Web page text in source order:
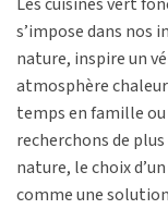
s’impose dans nos
nature, inspire un
atmosphère
temps en famille ou
recherchons de
nature, le choix
comme une